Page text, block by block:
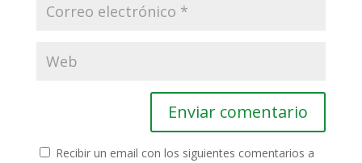
Recibir un email con los siguientes comentarios a